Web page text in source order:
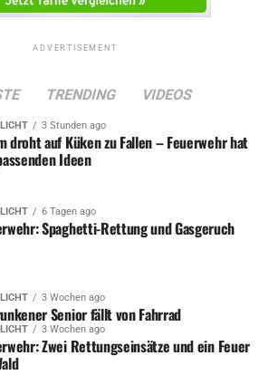
ADVERTISEMENT
TRENDING VIDEOS
3 Stunden ago
droht auf Küken zu Fallen – Feuerwehr hat
Ideen
6 Tagen ago
Spaghetti-Rettung und Gasgeruch
3 Wochen ago
Senior fällt von Fahrrad
3 Wochen ago
Zwei Rettungseinsätze und ein Feuer